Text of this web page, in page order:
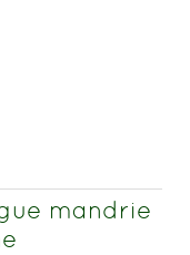
mandrie